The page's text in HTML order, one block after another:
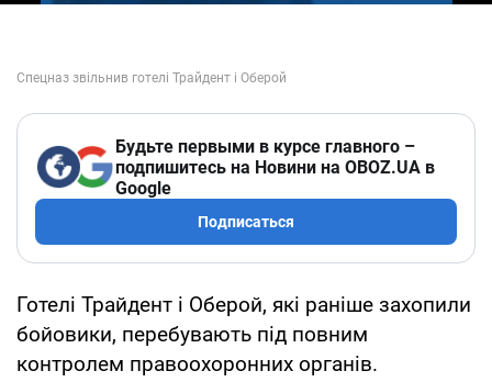
Будьте первыми в курсе главного –
подпишитесь на Новини на OBOZ.UA в
Google
Подписаться
Готелі Трайдент і Оберой, які раніше захопили
бойовики, перебувають під повним
контролем правоохоронних органів.